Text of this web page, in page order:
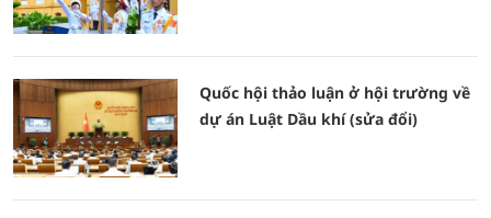
Quốc hội thảo luận ở hội trường về
dự án Luật Dầu khí (sửa đổi)